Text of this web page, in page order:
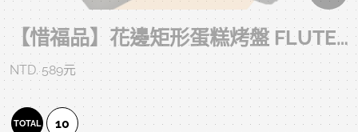
【惜福品】花邊矩形蛋糕烤盤 FLUTED FLAN RECT LB 32*21.5*3.1 CM
NTD. 589元
TOTAL 10